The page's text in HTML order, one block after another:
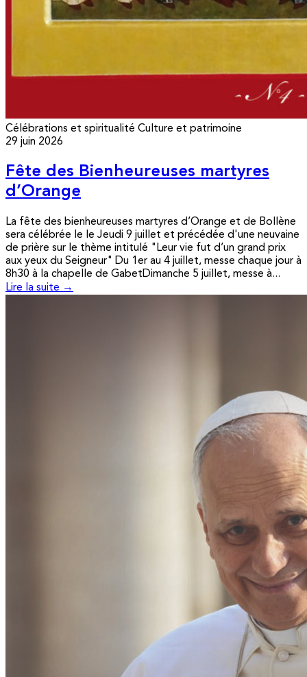
Célébrations et spiritualité Culture et patrimoine
29 juin 2026
Fête des Bienheureuses martyres
d’Orange
La fête des bienheureuses martyres d’Orange et de Bollène
sera célébrée le le Jeudi 9 juillet et précédée d'une neuvaine
de prière sur le thème intitulé "Leur vie fut d’un grand prix
aux yeux du Seigneur" Du 1er au 4 juillet, messe chaque jour à
8h30 à la chapelle de GabetDimanche 5 juillet, messe à...
Lire la suite →